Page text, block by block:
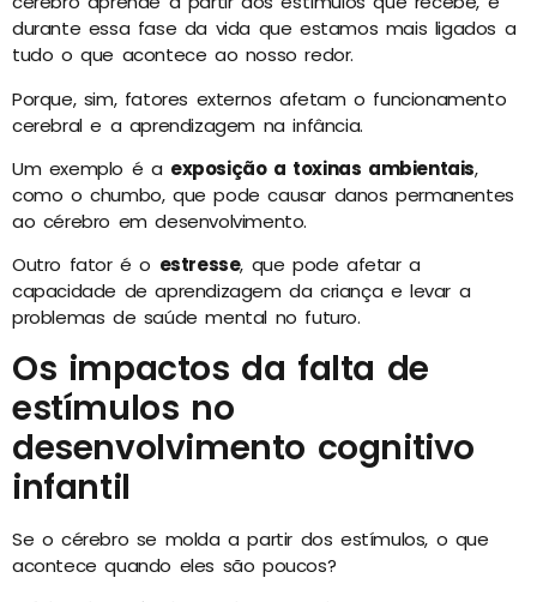
durante essa fase da vida que estamos mais ligados a
tudo o que acontece ao nosso redor.
Porque, sim, fatores externos afetam o funcionamento
cerebral e a aprendizagem na infância.
Um exemplo é a exposição a toxinas ambientais,
como o chumbo, que pode causar danos permanentes
ao cérebro em desenvolvimento.
Outro fator é o estresse, que pode afetar a
capacidade de aprendizagem da criança e levar a
problemas de saúde mental no futuro.
Os impactos da falta de
estímulos no
desenvolvimento cognitivo
infantil
Se o cérebro se molda a partir dos estímulos, o que
acontece quando eles são poucos?